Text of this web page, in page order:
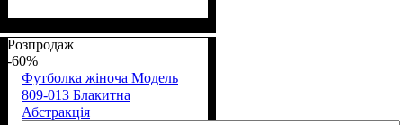
Розпродаж
-60%
Футболка жіноча Модель
809-013 Блакитна
Абстракція